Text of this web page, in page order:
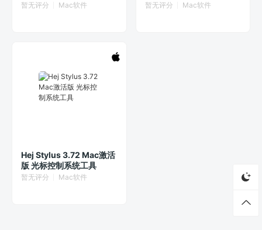
暂无评分 Mac软件
fix Mac激活版 调色仿色神
暂无评分 Mac软件
Hej Stylus 3.72 Mac激活
版 光标控制系统工具
暂无评分 Mac软件